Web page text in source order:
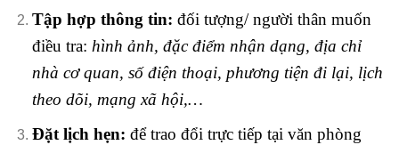
Tập hợp thông tin: đối tượng/ người thân muốn
điều tra: hình ảnh, đặc điểm nhận dạng, địa chỉ
nhà cơ quan, số điện thoại, phương tiện đi lại, lịch
theo dõi, mạng xã hội,…
Đặt lịch hẹn: để trao đổi trực tiếp tạivăn phòng